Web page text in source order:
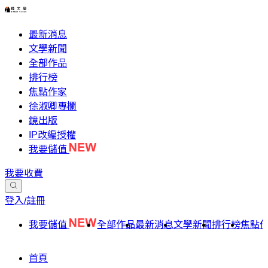
最新消息
文學新聞
全部作品
排行榜
焦點作家
徐淑卿專欄
鏡出版
IP改編授權
我要儲值
我要收費
登入/註冊
我要儲值 全部作品最新消息文學新聞排行榜焦點
首頁